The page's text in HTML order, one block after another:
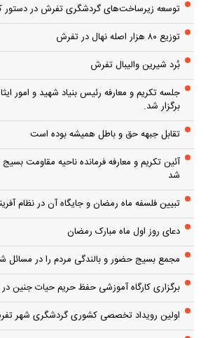
توسعه زیرساخت‌های گردشگری تفرش در دستور
توزیع ۸۰ هزار اصله نهال در تفرش
بُرد شیرین والیبال تفرش
جلسه تکریم و معارفه رئیس بنیاد شهید و امور
برگزار شد.
تقابل جبهه حق و باطل همیشه بوده است
آئین تکریم و معارفه فرمانده ناحیه مقاومت
شد
تبیین فلسفه ماه رمضان و جایگاه آن در نظام
دعای روز اول ماه مبارک رمضان
مجمع بسیج حضور و بالندگی مردم را در
برگزاری کارگاه آموزشی حفظ حریم حیات جنین
اولین رویداد تخصصی کشوری گردشگری شهر